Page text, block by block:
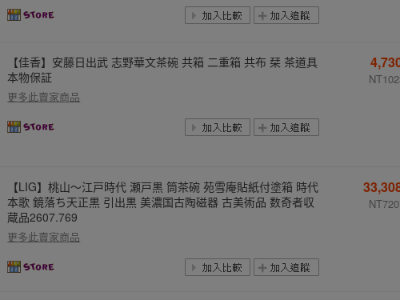
【佳香】安藤日出武 志野華文茶碗 共箱 二重箱 共布 栞 茶道具
本物保証
更多此賣家商品
【LIG】桃山～江戸時代 瀬戸黒 筒茶碗 苑雪庵貼紙付塗箱 時代
本歌 鏡落ち天正黒 引出黒 美濃国古陶磁器 古美術品 数奇者収
蔵品2607.769
更多此賣家商品